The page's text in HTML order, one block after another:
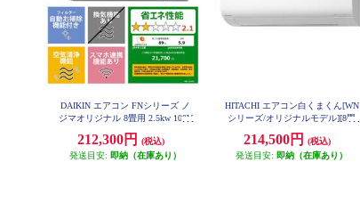
DAIKIN エアコン FNシリーズ ノ
ジマオリジナル 8畳用 2.5kw 100V
ル AN256AFNS-W-ESET
212,300円
(税込)
発送目安: 即納（在庫あり）
HITACHI エアコン白くまくん[WN
シリーズ/オリジナルモデル][8畳
ファン自動お掃除] RAS-WN2526S-
W-ESET
214,500円
(税込)
発送目安: 即納（在庫あり）